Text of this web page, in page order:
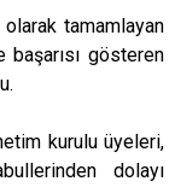
tamamlayan
gösteren
kurulu üyeleri,
dolayı